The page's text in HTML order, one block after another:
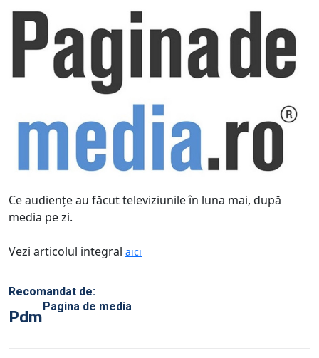
Ce audienţe au făcut televiziunile în luna mai, după
media pe zi.
Vezi articolul integral aici
Recomandat de:
Pdm Pagina de media